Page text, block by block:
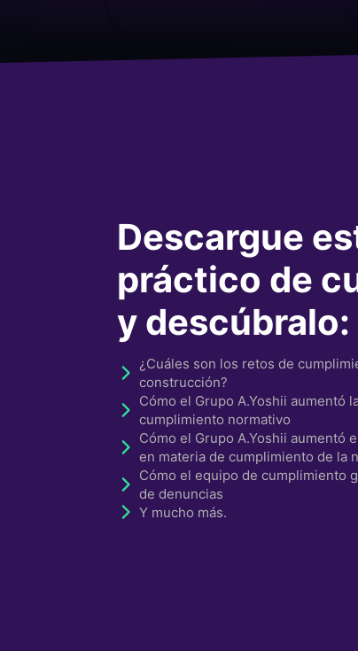
Descargue
práctico de
y descúbralo:
¿Cuáles son los retos de
construcción?
Cómo el Grupo A.Yoshii aumentó
cumplimiento normativo
Cómo el Grupo A.Yoshii aumentó
en materia de cumplimiento de la
Cómo el equipo de cumplimiento
de denuncias
Y mucho más.